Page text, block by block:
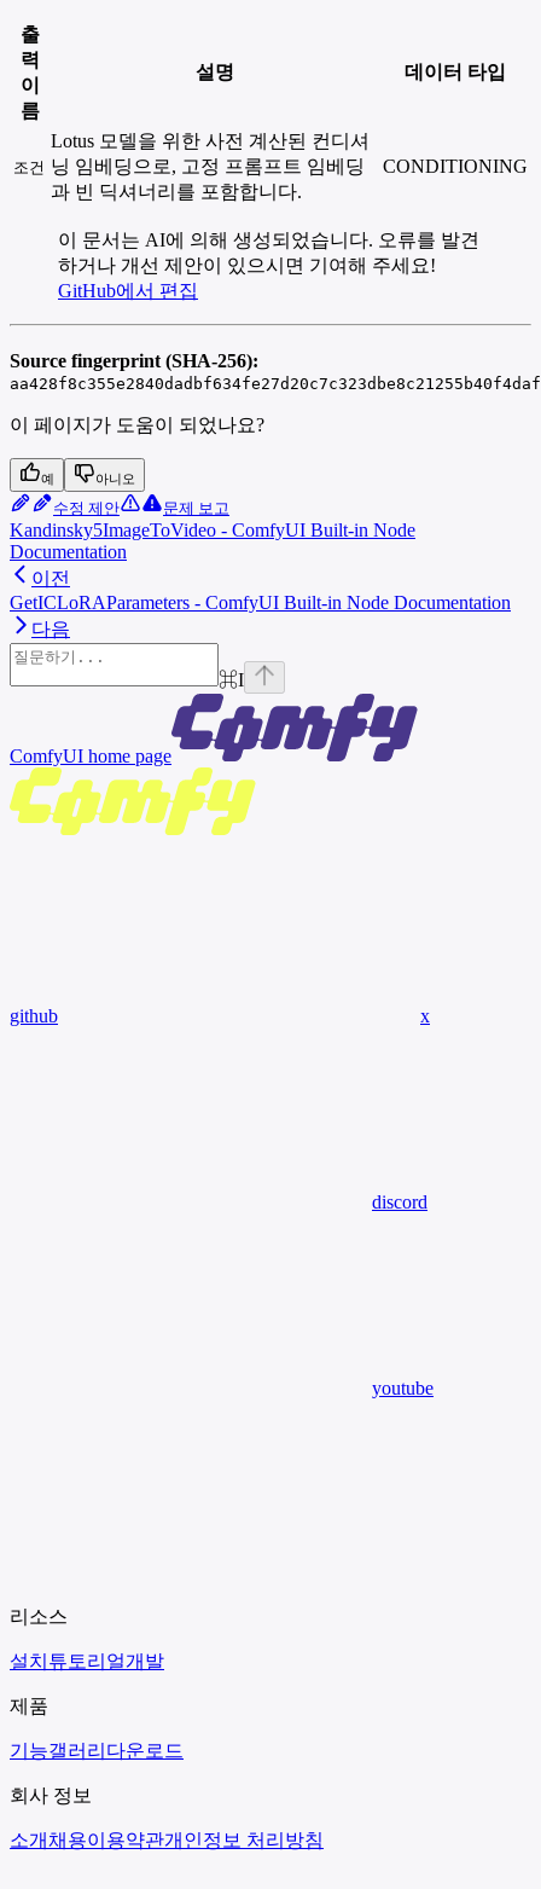
출
력
이
름
설명 데이터 타입
조건
Lotus 모델을 위한 사전 계산된 컨디셔
닝 임베딩으로, 고정 프롬프트 임베딩
과 빈 딕셔너리를 포함합니다.
CONDITIONING
이 문서는 AI에 의해 생성되었습니다. 오류를 발견
하거나 개선 제안이 있으시면 기여해 주세요!
GitHub에서 편집
Source fingerprint (SHA-256):
이 페이지가 도움이 되었나요?
예 아니오
수정 제안 문제 보고
Kandinsky5ImageToVideo - ComfyUI Built-in Node
Documentation
이전
GetICLoRAParameters - ComfyUI Built-in Node Documentation
다음
⌘I
ComfyUI home page
github x
discord
youtube
리소스
설치 튜토리얼개발
제품
기능갤러리 다운로드
회사 정보
소개 채용이용약관개인정보 처리방침